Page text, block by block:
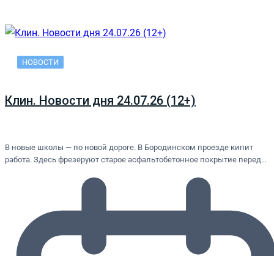
НОВОСТИ
Клин. Новости дня 24.07.26 (12+)
В новые школы — по новой дороге. В Бородинском проезде кипит
работа. Здесь фрезеруют старое асфальтобетонное покрытие перед…